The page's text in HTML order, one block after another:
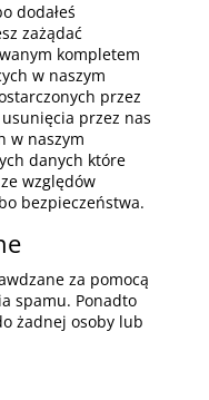
dodałeś
zażądać
kompletem
w naszym
przez
przez nas
w naszym
danych które
względów
bezpieczeństwa.
za pomocą
spamu. Ponadto
żadnej osoby lub